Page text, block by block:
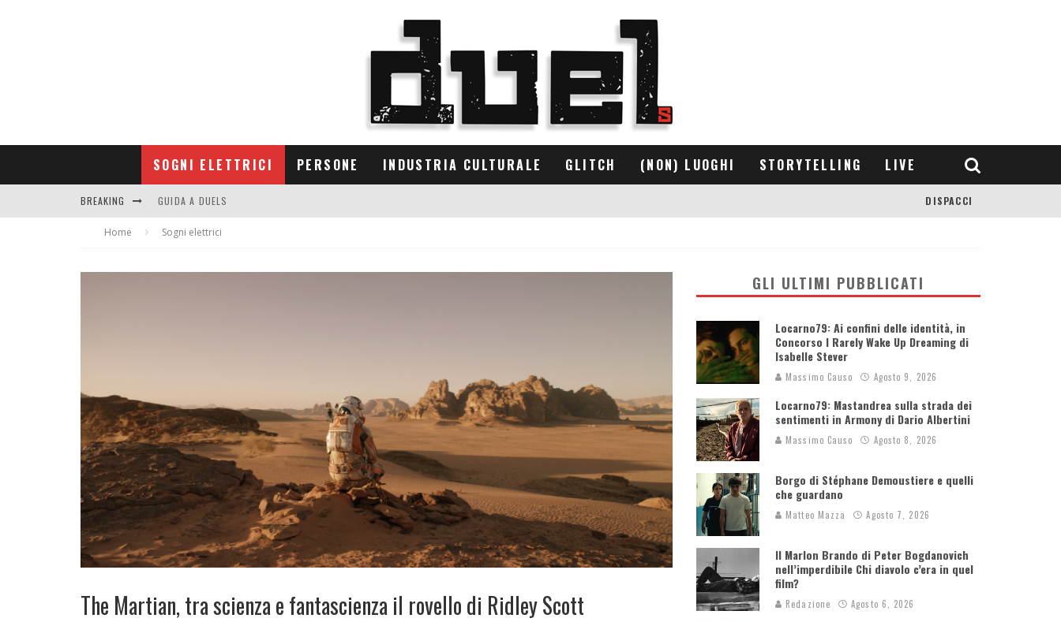
SOGNI ELETTRICI PERSONE INDUSTRIA CULTURALE GLITCH (NON) LUOGHI STORYTELLING LIVE
BREAKING GUIDA A DUELS
CONTRIBUTORS
DISPACCI
Home Sogni elettrici
The Martian­, tra scienza e fantascienza il rovello di Ridley Scott
GLI ULTIMI PUBBLICATI
Locarno79: Ai confini delle identità, in
Concorso I Rarely Wake Up Dreaming di
Isabelle Stever
Massimo Causo Agosto 9, 2026
Locarno79: Mastandrea sulla strada dei
sentimenti in Armony di Dario Albertini
Massimo Causo Agosto 8, 2026
Borgo di Stéphane Demoustiere e quelli
che guardano
Matteo Mazza Agosto 7, 2026
Il Marlon Brando di Peter Bogdanovich
nell’imperdibile Chi diavolo c’era in quel
film?
Redazione Agosto 6, 2026